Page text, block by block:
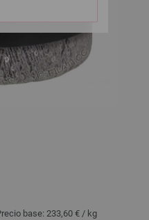
base: 233,60 € / kg